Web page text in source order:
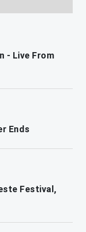
- Live From
Ends
Festival,